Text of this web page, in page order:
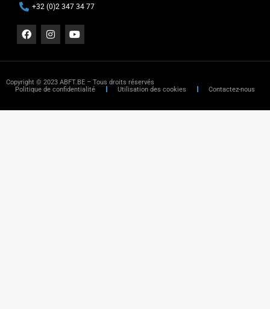
+32 (0)2 347 34 77
Copyright © 2023 ABFT.BE – Tous droits réservés
Politique de confidentialité
Utilisation des cookies Contactez-nous